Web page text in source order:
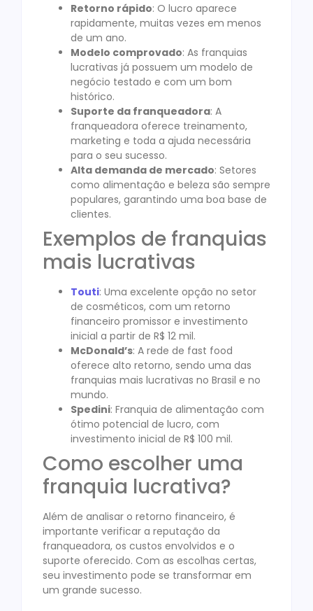
Retorno rápido: O lucro aparece
rapidamente, muitas vezes em menos
de um ano.
Modelo comprovado: As franquias
lucrativas já possuem um modelo de
negócio testado e com um bom
histórico.
Suporte da franqueadora: A
franqueadora oferece treinamento,
marketing e toda a ajuda necessária
para o seu sucesso.
Alta demanda de mercado: Setores
como alimentação e beleza são sempre
populares, garantindo uma boa base de
clientes.
Exemplos de franquias
mais lucrativas
Touti: Uma excelente opção no setor
de cosméticos, com um retorno
financeiro promissor e investimento
inicial a partir de R$ 12 mil.
McDonald’s: A rede de fast food
oferece alto retorno, sendo uma das
franquias mais lucrativas no Brasil e no
mundo.
Spedini: Franquia de alimentação com
ótimo potencial de lucro, com
investimento inicial de R$ 100 mil.
Como escolher uma
franquia lucrativa?
Além de analisar o retorno financeiro, é
importante verificar a reputação da
franqueadora, os custos envolvidos e o
suporte oferecido. Com as escolhas certas,
seu investimento pode se transformar em
um grande sucesso.